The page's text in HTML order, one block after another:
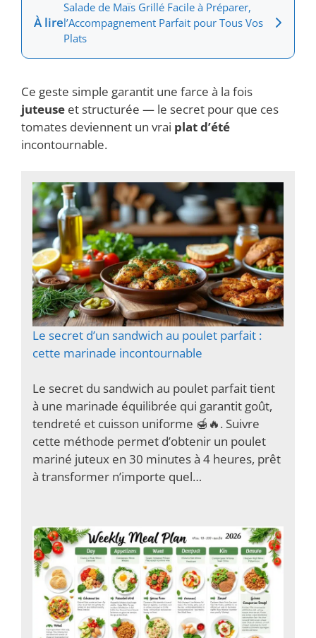
À lire
Salade de Maïs Grillé Facile à Préparer,
l’Accompagnement Parfait pour Tous Vos
Plats
Ce geste simple garantit une farce à la fois
juteuse et structurée — le secret pour que ces
tomates deviennent un vrai plat d’été
incontournable.
Le secret d’un sandwich au poulet parfait :
cette marinade incontournable
Le secret du sandwich au poulet parfait tient
à une marinade équilibrée qui garantit goût,
tendreté et cuisson uniforme 🍯🔥. Suivre
cette méthode permet d’obtenir un poulet
mariné juteux en 30 minutes à 4 heures, prêt
à transformer n’importe quel…